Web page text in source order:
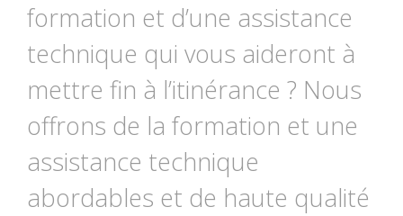
formation et d’une assistance
technique qui vous aideront à
mettre fin à l’itinérance ? Nous
offrons de la formation et une
assistance technique
abordables et de haute qualité